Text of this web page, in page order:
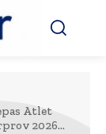
Atlet
2026...